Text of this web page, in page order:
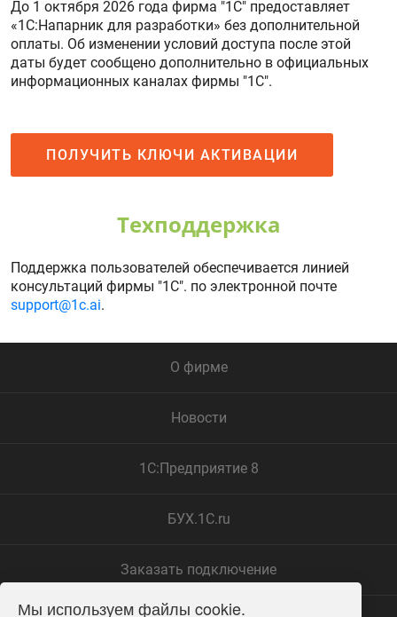
Мы используем файлы cookie.
До 1 октября 2026 года фирма "1С" предоставляет
«1С:Напарник для разработки» без дополнительной
оплаты. Об изменении условий доступа после этой
даты будет сообщено дополнительно в официальных
информационных каналах фирмы "1С".
ПОЛУЧИТЬ КЛЮЧИ АКТИВАЦИИ
Техподдержка
Поддержка пользователей обеспечивается линией
консультаций фирмы "1С". по электронной почте
support@1c.ai.
О фирме
Новости
1С:Предприятие 8
БУХ.1С.ru
Заказать подключение